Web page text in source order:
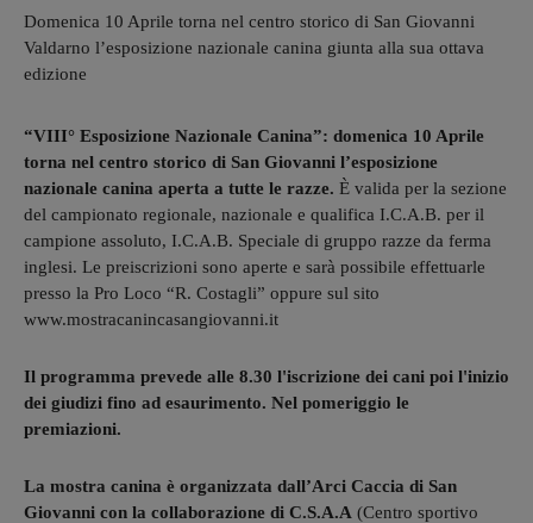
Domenica 10 Aprile torna nel centro storico di San Giovanni
Valdarno l’esposizione nazionale canina giunta alla sua ottava
edizione
“VIII° Esposizione Nazionale Canina”: domenica 10 Aprile
torna nel centro storico di San Giovanni l’esposizione
nazionale canina aperta a tutte le razze. È valida per la sezione
del campionato regionale, nazionale e qualifica I.C.A.B. per il
campione assoluto, I.C.A.B. Speciale di gruppo razze da ferma
inglesi. Le preiscrizioni sono aperte e sarà possibile effettuarle
presso la Pro Loco “R. Costagli” oppure sul sito
www.mostracanincasangiovanni.it
Il programma prevede alle 8.30 l'iscrizione dei cani poi l'inizio
dei giudizi fino ad esaurimento. Nel pomeriggio le
premiazioni.
La mostra canina è organizzata dall’Arci Caccia di San
Giovanni con la collaborazione di C.S.A.A (Centro sportivo